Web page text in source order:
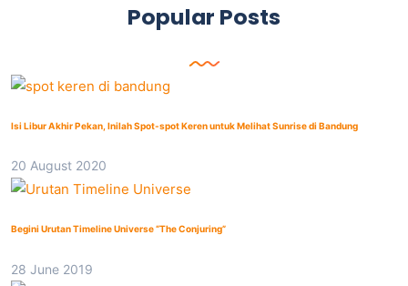
Popular Posts
Isi Libur Akhir Pekan, Inilah Spot-spot Keren untuk Melihat Sunrise di Bandung
20 August 2020
Begini Urutan Timeline Universe “The Conjuring”
28 June 2019